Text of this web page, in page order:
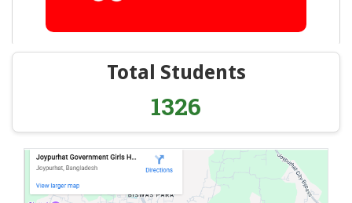
Total Students
1326